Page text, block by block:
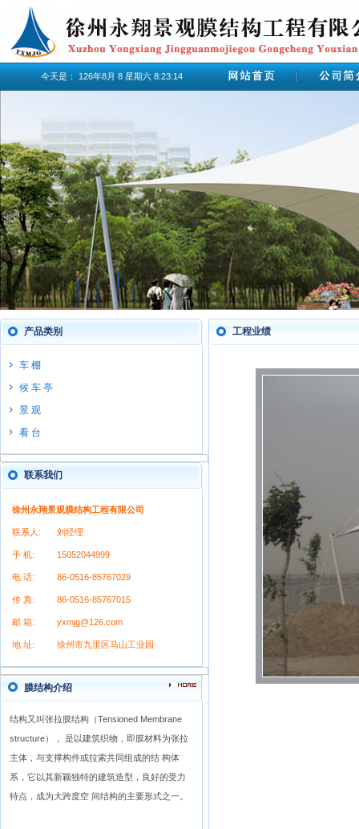
今天是： 126年8月 8 星期六 8:23:15
产品类别
车 棚
候 车 亭
景 观
看 台
联系我们
徐州永翔景观膜结构工程有限公司
联系人: 刘经理
手 机: 15052044999
电 话: 86-0516-85767029
传 真: 86-0516-85767015
邮 箱: yxmjg@126.com
地 址: 徐州市九里区马山工业园
膜结构介绍
结构又叫张拉膜结构（Tensioned Membrane
structure）， 是以建筑织物，即膜材料为张拉
主体，与支撑构件或拉索共同组成的结 构体
系，它以其新颖独特的建筑造型，良好的受力
特点，成为大跨度空 间结构的主要形式之一。
工